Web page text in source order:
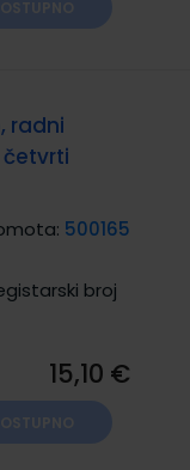
radni
četvrti
500165
broj
15,10 €